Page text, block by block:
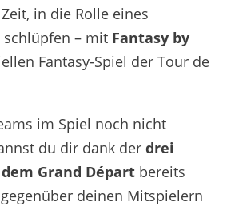
in die Rolle eines
– mit Fantasy by
Fantasy-Spiel der Tour de
im Spiel noch nicht
du dir dank der drei
Grand Départ bereits
deinen Mitspielern